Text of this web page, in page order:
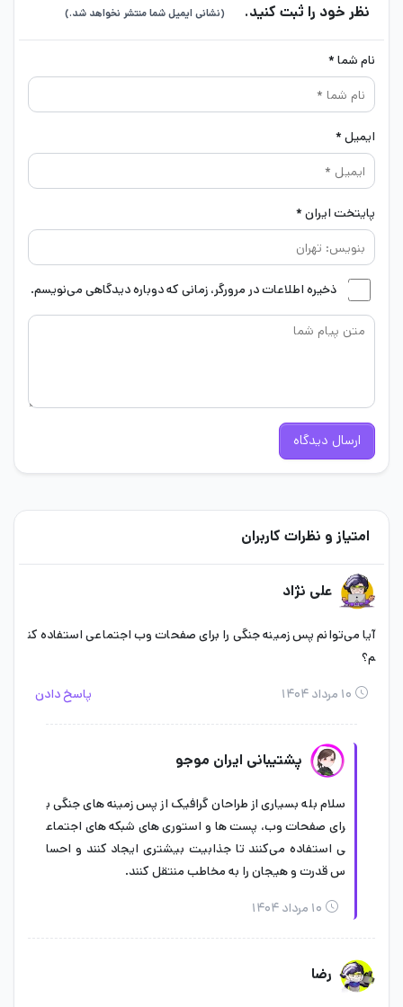
نظر خود را ثبت کنید. (نشانی ایمیل شما منتشر نخواهد شد.)
نام شما *
ایمیل *
پایتخت ایران *
ذخیره اطلاعات در مرورگر، زمانی که دوباره دیدگاهی می‌نویسم.
ارسال دیدگاه
امتیاز و نظرات کاربران
علی نژاد
آیا می‌توانم پس زمینه جنگی‌ را برای صفحات وب اجتماعی استفاده کن
م؟
۱۰ مرداد ۱۴۰۴ پاسخ دادن
پشتیبانی ایران موجو
سلام بله بسیاری از طراحان گرافیک از پس زمینه های جنگی ب
رای صفحات وب، پست ها و استوری های شبکه های اجتماع
ی استفاده می‌کنند تا جذابیت بیشتری ایجاد کنند و احسا
س قدرت و هیجان را به مخاطب منتقل کنند.
۱۰ مرداد ۱۴۰۴
رضا